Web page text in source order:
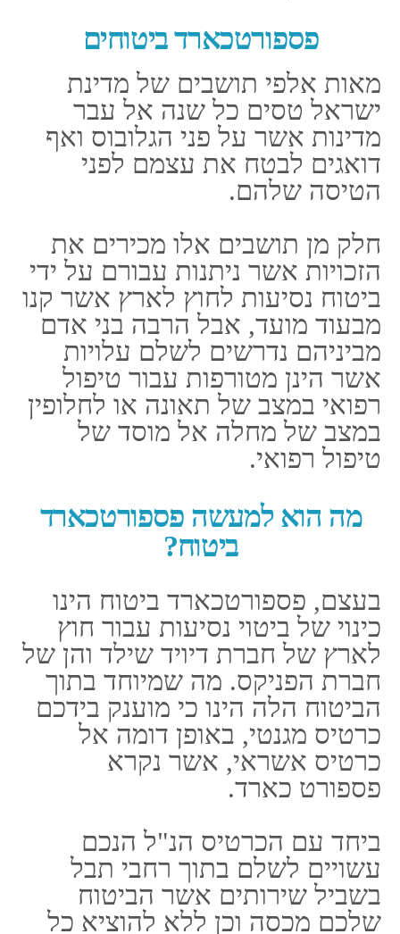
מטעם חברת הביטוח, אשר מוטען
דרישות של טיפול. בוודאי כי
הכרטיס פתוח עבור עשיית שימוש
אך ורק בתום אשר עדכנתם על
בעיה את חברת הביטוח.
הסגולות הרבות של פספורט כארד
פיצוי בשל אובדן של
כבודה.
אספקה של סיום במשך
כל היממה וגם ברחבי כל
תבל.
שיפוי מפאת הסיבה של
איחור של כבודה.
תשלום שיפוי באופן
ישיר אל מרכזים של
עבורכם את התשלומים
של הסבת נזק בתוך
מדינה זרה ואף מענק
מדינת ישראל.
השבה של חירום שלכם
אל מדינת ישראל לאחר
שקרוב משפחה מן דרגה
ראשונה הלך לעולמו.
היתכנות כי תוענק
בידכם אינפורמציה
הודות מרכז חירום
רפואי בתוך חוץ לארץ,
בריאות או לחלופין בית
מרקחת דרך המוקד של
פספורטכארד ביטוח,
אשר הינו אקטיבי במשך
עשריםם וארבע שעות
ביום.